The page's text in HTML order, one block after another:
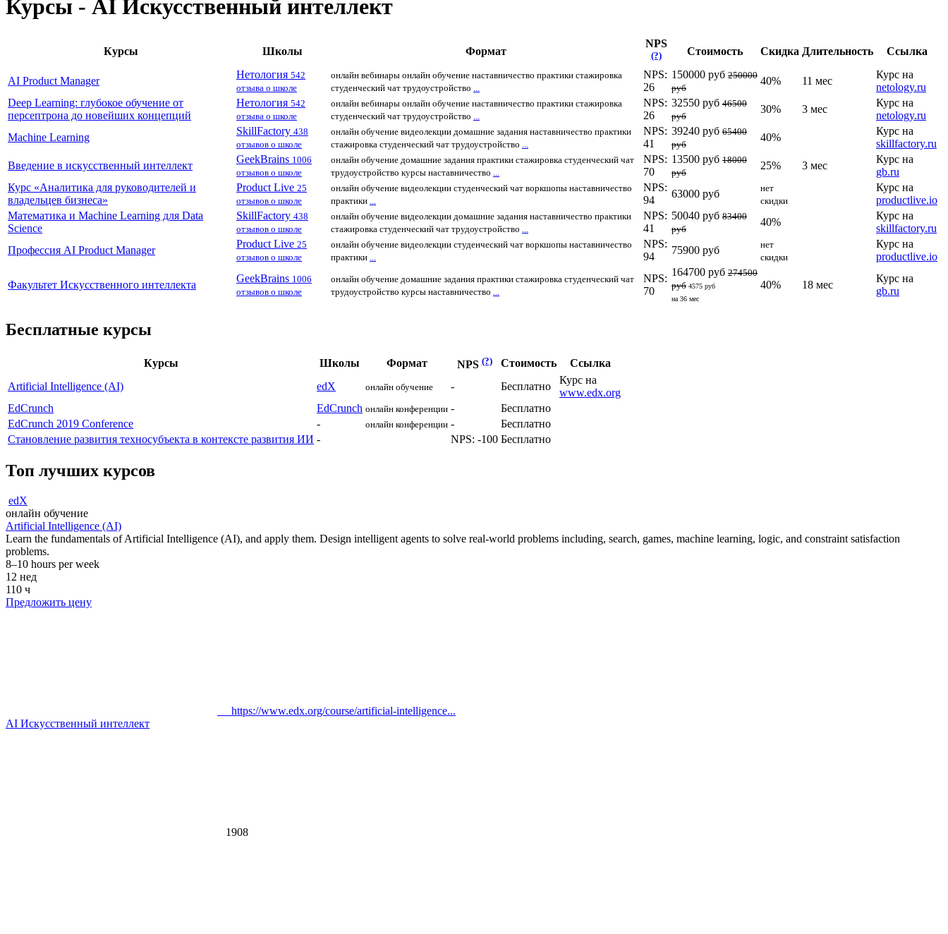
Курсы - AI Искусственный интеллект
Курсы Школы Формат
NPS
(?) Стоимость Скидка Длительность Ссылка
AI Product Manager
Нетология 542
отзыва о школе
онлайн вебинары онлайн обучение наставничество практики стажировка
студенческий чат трудоустройство
NPS:
26
150000 руб 250000
руб
40% 11 мес
Курс на
netology.ru
Deep Learning: глубокое обучение от
персептрона до новейших концепций
Нетология 542
отзыва о школе
онлайн вебинары онлайн обучение наставничество практики стажировка
студенческий чат трудоустройство
NPS:
26
32550 руб 46500
руб
30% 3 мес
Курс на
netology.ru
Machine Learning
SkillFactory 438
отзывов о школе
онлайн обучение видеолекции домашние задания наставничество практики
стажировка студенческий чат трудоустройство
NPS:
41
39240 руб 65400
руб
40%
Курс на
skillfactory.ru
Введение в искусственный интеллект
GeekBrains 1006
отзывов о школе
онлайн обучение домашние задания практики стажировка студенческий чат
трудоустройство курсы наставничество
NPS:
70
13500 руб 18000
руб
25% 3 мес
Курс на
gb.ru
Курс «Аналитика для руководителей и
владельцев бизнеса»
Product Live 25
отзывов о школе
онлайн обучение видеолекции студенческий чат воркшопы наставничество
практики
NPS:
94
63000 руб
нет
скидки
Курс на
productlive.io
Математика и Machine Learning для Data
Science
SkillFactory 438
отзывов о школе
онлайн обучение видеолекции домашние задания наставничество практики
стажировка студенческий чат трудоустройство
NPS:
41
50040 руб 83400
руб
40%
Курс на
skillfactory.ru
Профессия AI Product Manager
Product Live 25
отзывов о школе
онлайн обучение видеолекции студенческий чат воркшопы наставничество
практики
NPS:
94
75900 руб
нет
скидки
Курс на
productlive.io
Факультет Искусственного интеллекта
GeekBrains 1006
отзывов о школе
онлайн обучение домашние задания практики стажировка студенческий чат
трудоустройство курсы наставничество
NPS:
70
164700 руб 274500
руб 4575 руб
на 36 мес
40% 18 мес
Курс на
gb.ru
Бесплатные курсы
Курсы Школы Формат NPS(?) Стоимость
Ссылка
Artificial Intelligence (AI)
edX онлайн обучение - Бесплатно
Курс на
www.edx.org
EdCrunch
EdCrunch онлайн конференции -
Бесплатно
EdCrunch 2019 Conference
- онлайн конференции -
Бесплатно
Становление развития техносубъекта в контексте развития ИИ - NPS: -100 Бесплатно
Топ лучших курсов
edX
онлайн обучение
Artificial Intelligence (AI)
Learn the fundamentals of Artificial Intelligence (AI), and apply them. Design intelligent agents to solve real-world problems including, search, games, machine learning, logic, and constraint satisfaction
problems.
8–10 hours per week
12 нед
110 ч
Предложить цену
https://www.edx.org/course/artificial-intelligence...
AI Искусственный интеллект
1908